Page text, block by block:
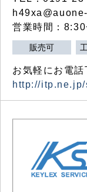
営業時間：
販売可
お気軽にお電話
http://